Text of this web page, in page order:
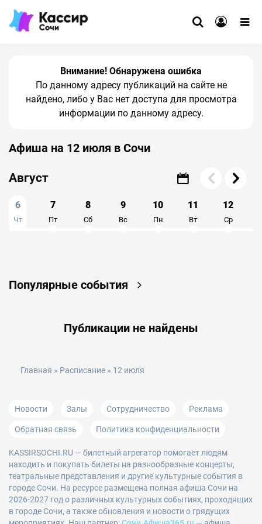
Внимание! Обнаружена ошибка
По данному адресу публикаций на сайте не
найдено, либо у Вас нет доступа для просмотра
информации по данному адресу.
Афиша на 12 июля в Сочи
6
Чт
7
Пт
8
Сб
9
Вс
10
Пн
11
Вт
12
Ср
Август
Популярные события
Публикации не найдены
Главная » Расписание » 12 июля
Новости Залы Сотрудничество Реклама
Обратная связь Политика конфиденциальности
KASSIRSOCHI.RU — билетный агрегатор помогает людям
находить и покупать билеты на разнообразные концерты,
театральные представления и другие культурные события в
городе Сочи. На ресурсе размещена полная афиша Сочи на
2026-2027 год о различных культурных событиях, проходящих
в городе Сочи, а также обновления и новости о грядущих